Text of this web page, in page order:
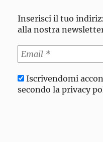
Inserisci il tuo
alla nostra
Iscrivendomi
secondo la privacy